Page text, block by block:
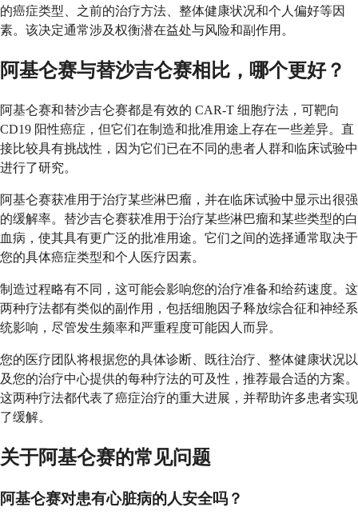
的癌症类型、之前的治疗方法、整体健康状况和个人偏好等因
素。该决定通常涉及权衡潜在益处与风险和副作用。
阿基仑赛与替沙吉仑赛相比，哪个更好？
阿基仑赛和替沙吉仑赛都是有效的 CAR-T 细胞疗法，可靶向
CD19 阳性癌症，但它们在制造和批准用途上存在一些差异。直
接比较具有挑战性，因为它们已在不同的患者人群和临床试验中
进行了研究。
阿基仑赛获准用于治疗某些淋巴瘤，并在临床试验中显示出很强
的缓解率。替沙吉仑赛获准用于治疗某些淋巴瘤和某些类型的白
血病，使其具有更广泛的批准用途。它们之间的选择通常取决于
您的具体癌症类型和个人医疗因素。
制造过程略有不同，这可能会影响您的治疗准备和给药速度。这
两种疗法都有类似的副作用，包括细胞因子释放综合征和神经系
统影响，尽管发生频率和严重程度可能因人而异。
您的医疗团队将根据您的具体诊断、既往治疗、整体健康状况以
及您的治疗中心提供的每种疗法的可及性，推荐最合适的方案。
这两种疗法都代表了癌症治疗的重大进展，并帮助许多患者实现
了缓解。
关于阿基仑赛的常见问题
阿基仑赛对患有心脏病的人安全吗？